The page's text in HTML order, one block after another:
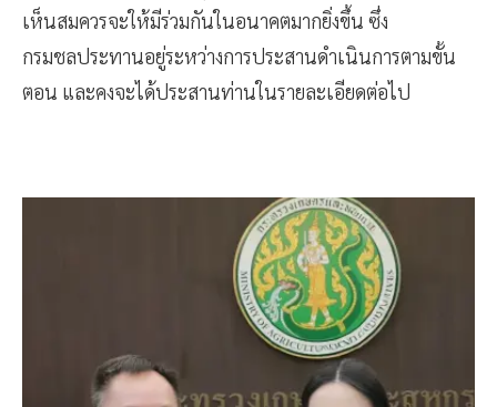
เห็นสมควรจะให้มีร่วมกันในอนาคตมากยิ่งขึ้น ซึ่ง
กรมชลประทานอยู่ระหว่างการประสานดำเนินการตามขั้น
ตอน และคงจะได้ประสานท่านในรายละเอียดต่อไป